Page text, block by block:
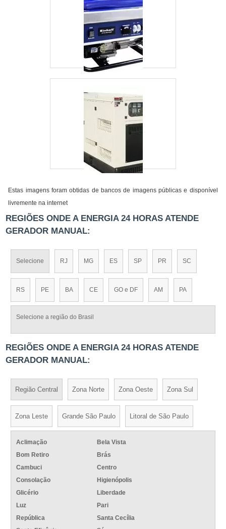
Estas imagens foram obtidas de bancos de imagens públicas e disponível
livremente na internet
REGIÕES ONDE A ENERGIA 24 HORAS ATENDE
GERADOR MANUAL:
Selecione RJ MG ES SP PR SC
RS PE BA CE GO e DF AM PA
Selecione a região do Brasil
REGIÕES ONDE A ENERGIA 24 HORAS ATENDE
GERADOR MANUAL:
Região Central Zona Norte Zona Oeste Zona Sul
Zona Leste Grande São Paulo Litoral de São Paulo
Aclimação
Bela Vista
Bom Retiro
Brás
Cambuci
Centro
Consolação
Higienópolis
Glicério
Liberdade
Luz
Pari
República
Santa Cecília